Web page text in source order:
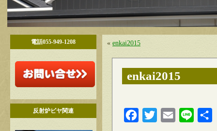
電話055-949-1208
反射炉ビヤ関連
« enkai2015
enkai2015
FacebookTwitter Email Line